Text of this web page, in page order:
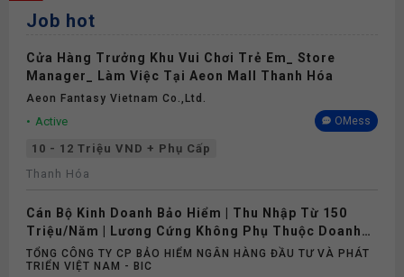
Đào tạo
Nghỉ phép
Job hot
Cửa Hàng Trưởng Khu Vui Chơi Trẻ Em_ Store
Manager_ Làm Việc Tại Aeon Mall Thanh Hóa
Aeon Fantasy Vietnam Co.,ltd.
Active OMess
10 - 12 Triệu VND + Phụ Cấp
Thanh Hóa
Cán Bộ Kinh Doanh Bảo Hiểm | Thu Nhập Từ 150
Triệu/Năm | Lương Cứng Không Phụ Thuộc Doanh
Số
TỔNG CÔNG TY CP BẢO HIỂM NGÂN HÀNG ĐẦU TƯ VÀ PHÁT
TRIỂN VIỆT NAM - BIC